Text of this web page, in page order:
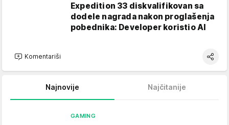
Expedition 33 diskvalifikovan sa
dodele nagrada nakon proglašenja
pobednika: Developer koristio AI
Komentariši
Najnovije Najčitanije
GAMING